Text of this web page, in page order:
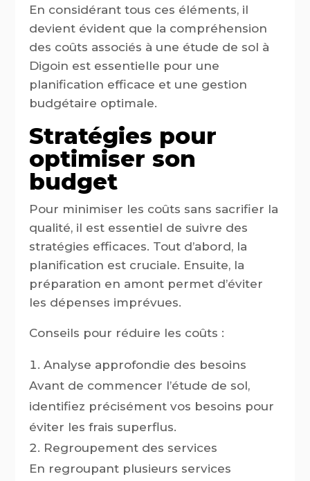
En considérant tous ces éléments, il
devient évident que la compréhension
des coûts associés à une étude de sol à
Digoin est essentielle pour une
planification efficace et une gestion
budgétaire optimale.
Stratégies pour
optimiser son
budget
Pour minimiser les coûts sans sacrifier la
qualité, il est essentiel de suivre des
stratégies efficaces. Tout d’abord, la
planification est cruciale. Ensuite, la
préparation en amont permet d’éviter
les dépenses imprévues.
Conseils pour réduire les coûts :
Analyse approfondie des besoins
Avant de commencer l’étude de sol,
identifiez précisément vos besoins pour
éviter les frais superflus.
Regroupement des services
En regroupant plusieurs services